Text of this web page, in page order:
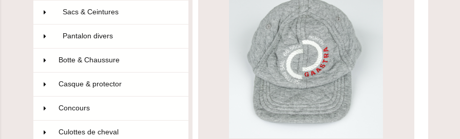
Sacs & Ceintures
Pantalon divers
Botte & Chaussure
Casque & protector
Concours
Culottes de cheval